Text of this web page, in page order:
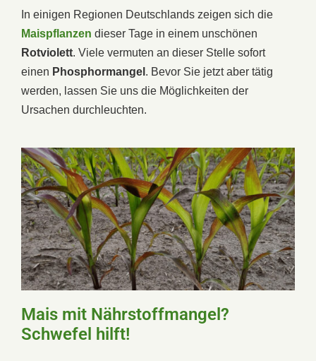
In einigen Regionen Deutschlands zeigen sich die
Maispflanzen dieser Tage in einem unschönen
Rotviolett. Viele vermuten an dieser Stelle sofort
einen Phosphormangel . Bevor Sie jetzt aber tätig
werden, lassen Sie uns die Möglichkeiten der
Ursachen durchleuchten.
Mais mit Nährstoffmangel?
Schwefel hilft!